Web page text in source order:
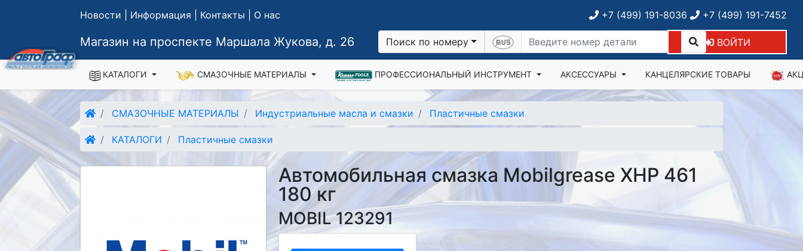
Новости Информация Контакты О нас +7 (499) 191-8036 +7 (499) 191-7452
Магазин на проспекте Маршала Жукова, д. 26 Поиск по номеру ВОЙТИ
КАТАЛОГИ СМАЗОЧНЫЕ МАТЕРИАЛЫ ПРОФЕССИОНАЛЬНЫЙ ИНСТРУМЕНТ АКСЕССУАРЫ КАНЦЕЛЯРСКИЕ ТОВАРЫ
СМАЗОЧНЫЕ МАТЕРИАЛЫ Индустриальные масла и смазки Пластичные смазки
КАТАЛОГИ Пластичные смазки
Автомобильная смазка Mobilgrease XHP 461
180 кг
MOBIL 123291